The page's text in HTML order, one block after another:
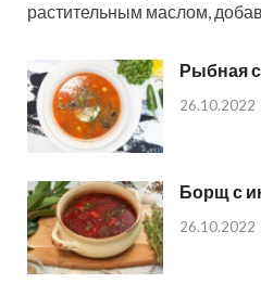
растительным маслом,
Рыбная
26.10.2022
Борщ с
26.10.2022